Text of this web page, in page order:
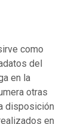
como
del
en la
otras
disposición
en